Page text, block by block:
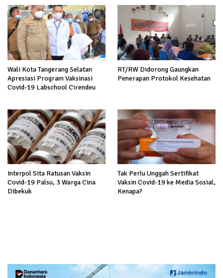
Wali Kota Tangerang Selatan
Apresiasi Program Vaksinasi
Covid-19 Labschool Cirendeu
RT/RW Didorong Gaungkan
Penerapan Protokol Kesehatan
Interpol Sita Ratusan Vaksin
Covid-19 Palsu, 3 Warga Cina
Dibekuk
Tak Perlu Unggah Sertifikat
Vaksin Covid-19 ke Media Sosial,
Kenapa?